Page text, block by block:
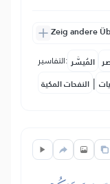
Zeig andere
التفاسير: المُيسَّر
النفحات المكية |